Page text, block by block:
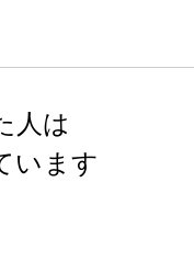
人は
います